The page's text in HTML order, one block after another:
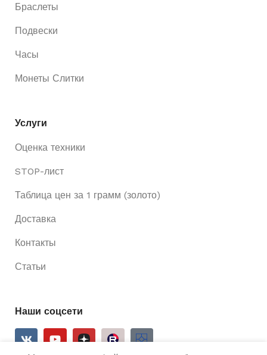
Браслеты
Подвески
Часы
Монеты Слитки
Услуги
Оценка техники
STOP-лист
Таблица цен за 1 грамм (золото)
Доставка
Контакты
Статьи
Наши соцсети